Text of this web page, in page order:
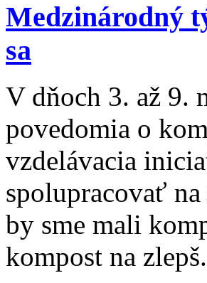
Medzinárodný
sa
V dňoch 3. až 9.
povedomia o
vzdelávacia
spolupracovať
by sme mali
kompost na